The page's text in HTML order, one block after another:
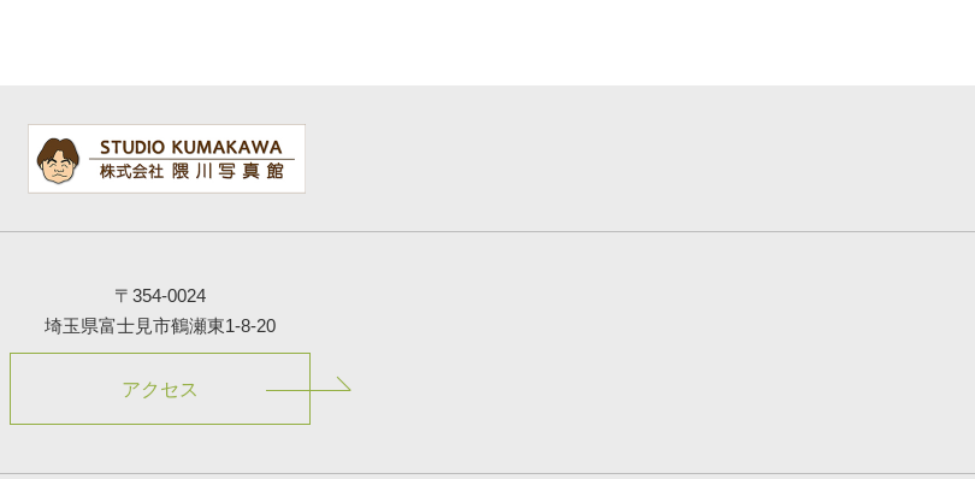
〒354-0024
埼玉県富士見市鶴瀬東1-8-20
アクセス